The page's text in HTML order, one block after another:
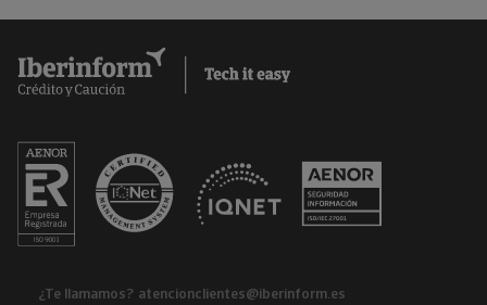
¿Te llamamos? atencionclientes@iberinform.es